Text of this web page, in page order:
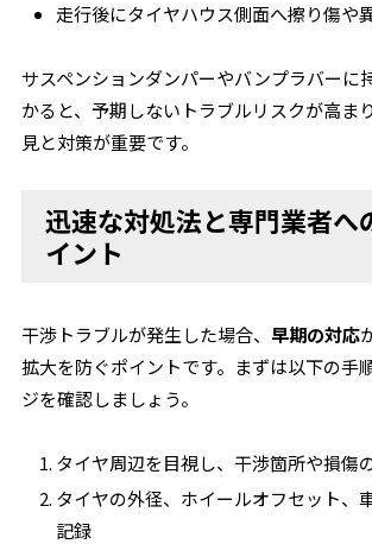
走行後にタイヤハウス側面へ擦り傷や
サスペンションダンパーやバンプラバーに
かると、予期しないトラブルリスクが高ま
見と対策が重要です。
迅速な対処法と専門業者へ
イント
干渉トラブルが発生した場合、 早期の対応
拡大を防ぐポイントです。まずは以下の手
ジを確認しましょう。
タイヤ周辺を目視し、干渉箇所や損傷
タイヤの外径、ホイールオフセット、
記録